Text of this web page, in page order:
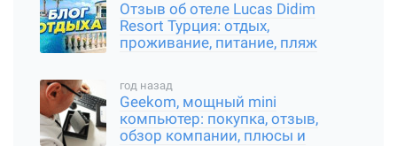
Отзыв об отеле Lucas Didim
Resort Турция: отдых,
проживание, питание, пляж
год назад
Geekom, мощный mini
компьютер: покупка, отзыв,
обзор компании, плюсы и